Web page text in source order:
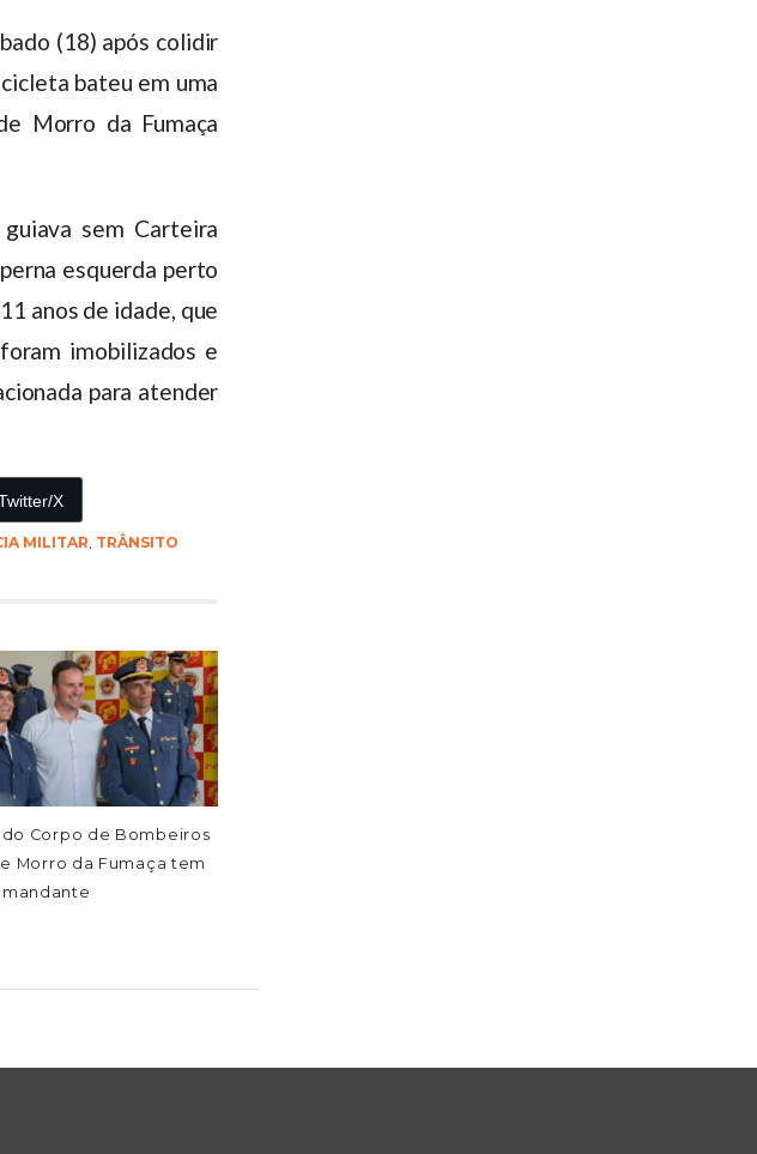
(18) após colidir
bateu em uma
Morro da Fumaça
sem Carteira
esquerda perto
anos de idade, que
imobilizados e
para atender
X
MILITAR, TRÂNSITO
Corpo de Bombeiros
Morro da Fumaça tem